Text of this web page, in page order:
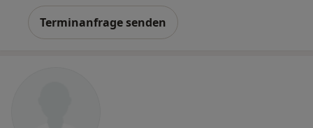
Terminanfrage senden